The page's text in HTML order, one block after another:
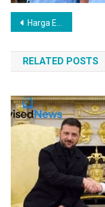
Post
navigation
Harga Emas Antam Tembus Rekor Rp2.237.000 per Gram
RELATED POSTS